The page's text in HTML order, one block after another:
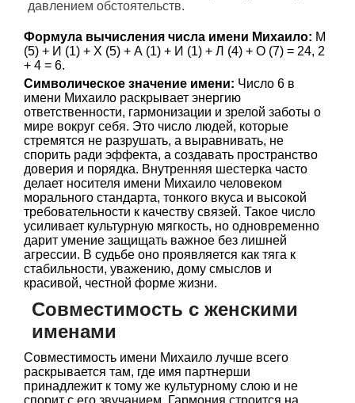
давлением обстоятельств.
Формула вычисления числа имени Михаило: М
(5) + И (1) + Х (5) + А (1) + И (1) + Л (4) + О (7) = 24, 2
+ 4 = 6.
Символическое значение имени: Число 6 в
имени Михаило раскрывает энергию
ответственности, гармонизации и зрелой заботы о
мире вокруг себя. Это число людей, которые
стремятся не разрушать, а выравнивать, не
спорить ради эффекта, а создавать пространство
доверия и порядка. Внутренняя шестерка часто
делает носителя имени Михаило человеком
морального стандарта, тонкого вкуса и высокой
требовательности к качеству связей. Такое число
усиливает культурную мягкость, но одновременно
дарит умение защищать важное без лишней
агрессии. В судьбе оно проявляется как тяга к
стабильности, уважению, дому смыслов и
красивой, честной форме жизни.
Совместимость с женскими
именами
Совместимость имени Михаило лучше всего
раскрывается там, где имя партнерши
принадлежит к тому же культурному слою и не
спорит с его звучанием. Гармония строится на